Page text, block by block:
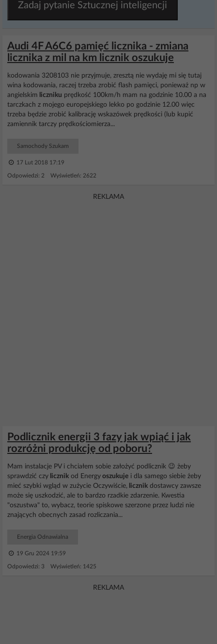
Zadaj pytanie Sztucznej inteligencji
Audi 4F A6C6 pamięć licznika - zmiana
licznika z mil na km licznik oszukuje
kodowania 3208103 nie przyjmuje, zresztą nie wydaję mi się tutaj
wina kodowania, raczej trzeba zrobić flash pamięci, ponieważ np w
angielskim liczniku prędkość 100km/h mam na godzinie 10.00 a na
tarczkach z mojego europejskiego lekko po godzinie 12.00 więc
trzeba będzie zrobić kalibrację wskazówek prędkości (lub kupić
zamiennik tarczy prędkościomierza...
Samochody Szukam
17 Lut 2018 17:19
Odpowiedzi: 2 Wyświetleń: 2622
REKLAMA
Podlicznik energii 3 fazy jak wpiąć i jak
rozróżni produkcję od poboru?
Mam instalacje PV i chciałem sobie założyć podlicznik 😉 żeby
sprawdzić czy licznik od Energy oszukuje i dla samego siebie żeby
mieć szybki wgląd w zużycie Oczywiście, licznik dostawcy zawsze
może się uszkodzić, ale to bardzo rzadkie zdarzenie. Kwestia
"oszustwa" to, wybacz, teorie spiskowe szerzone przez ludzi nie
znających obecnych zasad rozliczania...
Energia Odnawialna
19 Gru 2024 19:59
Odpowiedzi: 3 Wyświetleń: 1425
REKLAMA